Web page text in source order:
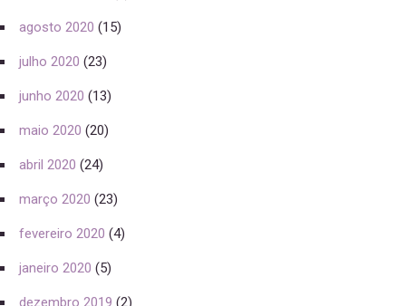
agosto 2020 (15)
julho 2020 (23)
junho 2020 (13)
maio 2020 (20)
abril 2020 (24)
março 2020 (23)
fevereiro 2020 (4)
janeiro 2020 (5)
dezembro 2019 (2)